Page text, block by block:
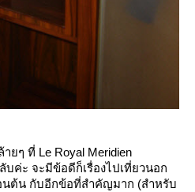
ยๆ ที่ Le Royal Meridien
บค่ะ จะมีข้อดีก็เรื่องไปเที่ยวนอก
นต้น กับอีกข้อที่สำคัญมาก (สำหรับ